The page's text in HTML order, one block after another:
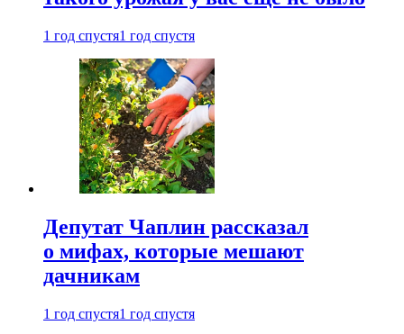
1 год спустя1 год спустя
Депутат Чаплин рассказал
о мифах, которые мешают
дачникам
1 год спустя1 год спустя